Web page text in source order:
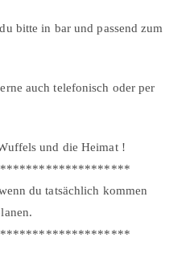
bitte in bar und passend zum
auch telefonisch oder per
und die Heimat !
du tatsächlich kommen